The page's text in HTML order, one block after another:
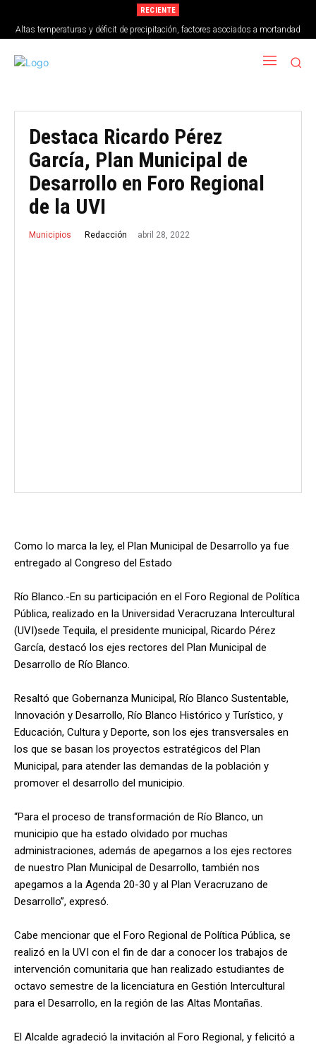
RECIENTE
Altas temperaturas y déficit de precipitación, factores asociados a mortandad
de peces en Vega de Alatorre
Destaca Ricardo Pérez
García, Plan Municipal de
Desarrollo en Foro Regional
de la UVI
Municipios Redacción abril 28, 2022
Como lo marca la ley, el Plan Municipal de Desarrollo ya fue
entregado al Congreso del Estado
Río Blanco.-En su participación en el Foro Regional de Política
Pública, realizado en la Universidad Veracruzana Intercultural
(UVI)sede Tequila, el presidente municipal, Ricardo Pérez
García, destacó los ejes rectores del Plan Municipal de
Desarrollo de Río Blanco.
Resaltó que Gobernanza Municipal, Río Blanco Sustentable,
Innovación y Desarrollo, Río Blanco Histórico y Turístico, y
Educación, Cultura y Deporte, son los ejes transversales en
los que se basan los proyectos estratégicos del Plan
Municipal, para atender las demandas de la población y
promover el desarrollo del municipio.
“Para el proceso de transformación de Río Blanco, un
municipio que ha estado olvidado por muchas
administraciones, además de apegarnos a los ejes rectores
de nuestro Plan Municipal de Desarrollo, también nos
apegamos a la Agenda 20-30 y al Plan Veracruzano de
Desarrollo”, expresó.
Cabe mencionar que el Foro Regional de Política Pública, se
realizó en la UVI con el fin de dar a conocer los trabajos de
intervención comunitaria que han realizado estudiantes de
octavo semestre de la licenciatura en Gestión Intercultural
para el Desarrollo, en la región de las Altas Montañas.
El Alcalde agradeció la invitación al Foro Regional, y felicitó a